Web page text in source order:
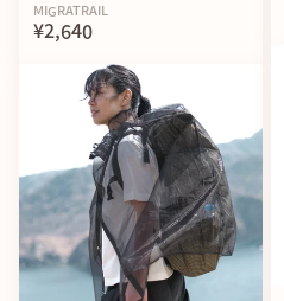
MIGRATRAIL
¥2,640